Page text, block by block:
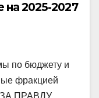
2025-2027
по бюджету и
фракцией